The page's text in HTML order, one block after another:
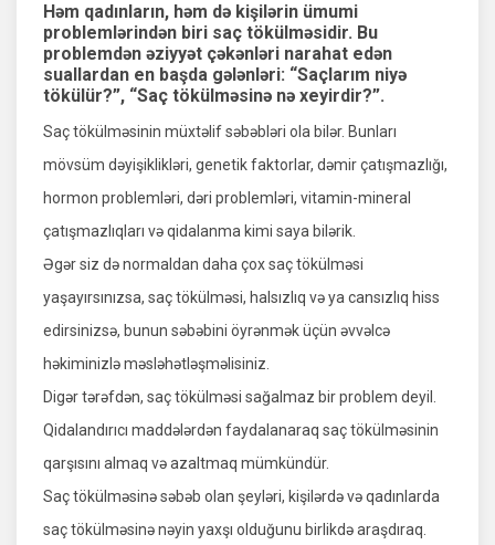
Həm qadınların, həm də kişilərin ümumi
problemlərindən biri saç tökülməsidir. Bu
problemdən əziyyət çəkənləri narahat edən
suallardan en başda gələnləri: “Saçlarım niyə
tökülür?”, “Saç tökülməsinə nə xeyirdir?”.
Saç tökülməsinin müxtəlif səbəbləri ola bilər. Bunları
mövsüm dəyişiklikləri, genetik faktorlar, dəmir çatışmazlığı,
hormon problemləri, dəri problemləri, vitamin-mineral
çatışmazlıqları və qidalanma kimi saya bilərik.
Əgər siz də normaldan daha çox saç tökülməsi
yaşayırsınızsa, saç tökülməsi, halsızlıq və ya cansızlıq hiss
edirsinizsə, bunun səbəbini öyrənmək üçün əvvəlcə
həkiminizlə məsləhətləşməlisiniz.
Digər tərəfdən, saç tökülməsi sağalmaz bir problem deyil.
Qidalandırıcı maddələrdən faydalanaraq saç tökülməsinin
qarşısını almaq və azaltmaq mümkündür.
Saç tökülməsinə səbəb olan şeyləri, kişilərdə və qadınlarda
saç tökülməsinə nəyin yaxşı olduğunu birlikdə araşdıraq.